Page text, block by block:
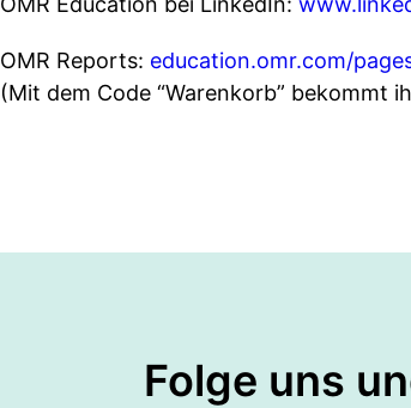
OMR Reports: education.omr.com/
(Mit dem Code “Warenkorb” bekommt
Folge uns